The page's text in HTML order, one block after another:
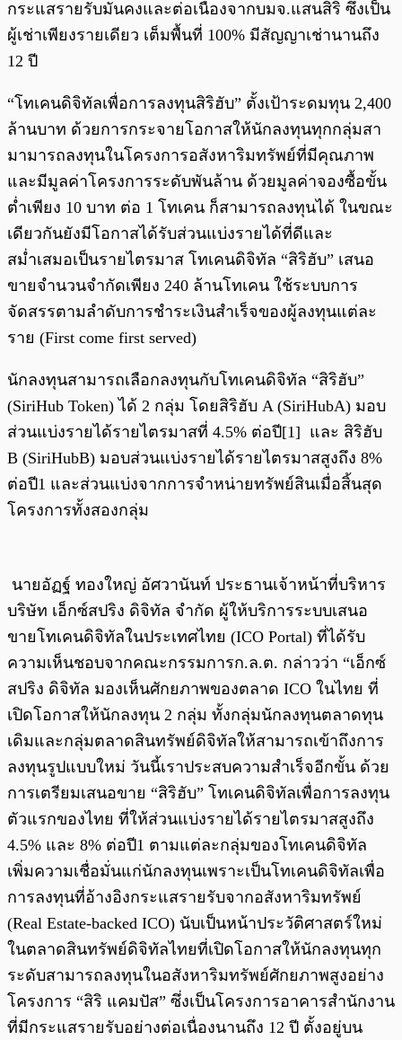
กระแสรายรับมั่นคงและต่อเนื่องจากบมจ.แสนสิริ ซึ่งเป็น
ผู้เช่าเพียงรายเดียว เต็มพื้นที่ 100% มีสัญญาเช่านานถึง
12 ปี
“โทเคนดิจิทัลเพื่อการลงทุนสิริฮับ” ตั้งเป้าระดมทุน 2,400
ล้านบาท ด้วยการกระจายโอกาสให้นักลงทุนทุกกลุ่มสา
มามารถลงทุนในโครงการอสังหาริมทรัพย์ที่มีคุณภาพ
และมีมูลค่าโครงการระดับพันล้าน ด้วยมูลค่าจองซื้อขั้น
ต่ำเพียง 10 บาท ต่อ 1 โทเคน ก็สามารถลงทุนได้ ในขณะ
เดียวกันยังมีโอกาสได้รับส่วนแบ่งรายได้ที่ดีและ
สม่ำเสมอเป็นรายไตรมาส โทเคนดิจิทัล “สิริฮับ” เสนอ
ขายจำนวนจำกัดเพียง 240 ล้านโทเคน ใช้ระบบการ
จัดสรรตามลำดับการชำระเงินสำเร็จของผู้ลงทุนแต่ละ
ราย (First come first served)
นักลงทุนสามารถเลือกลงทุนกับโทเคนดิจิทัล “สิริฮับ”
(SiriHub Token) ได้ 2 กลุ่ม โดยสิริฮับ A (SiriHubA) มอบ
ส่วนแบ่งรายได้รายไตรมาสที่ 4.5% ต่อปี[1] และ สิริฮับ
B (SiriHubB) มอบส่วนแบ่งรายได้รายไตรมาสสูงถึง 8%
ต่อปี1 และส่วนแบ่งจากการจำหน่ายทรัพย์สินเมื่อสิ้นสุด
โครงการทั้งสองกลุ่ม
นายอัฏฐ์ ทองใหญ่ อัศวานันท์ ประธานเจ้าหน้าที่บริหาร
บริษัท เอ็กซ์สปริง ดิจิทัล จำกัด ผู้ให้บริการระบบเสนอ
ขายโทเคนดิจิทัลในประเทศไทย (ICO Portal) ที่ได้รับ
ความเห็นชอบจากคณะกรรมการก.ล.ต. กล่าวว่า “เอ็กซ์
สปริง ดิจิทัล มองเห็นศักยภาพของตลาด ICO ในไทย ที่
เปิดโอกาสให้นักลงทุน 2 กลุ่ม ทั้งกลุ่มนักลงทุนตลาดทุน
เดิมและกลุ่มตลาดสินทรัพย์ดิจิทัลให้สามารถเข้าถึงการ
ลงทุนรูปแบบใหม่ วันนี้เราประสบความสำเร็จอีกขั้น ด้วย
การเตรียมเสนอขาย “สิริฮับ” โทเคนดิจิทัลเพื่อการลงทุน
ตัวแรกของไทย ที่ให้ส่วนแบ่งรายได้รายไตรมาสสูงถึง
4.5% และ 8% ต่อปี1 ตามแต่ละกลุ่มของโทเคนดิจิทัล
เพิ่มความเชื่อมั่นแก่นักลงทุนเพราะเป็นโทเคนดิจิทัลเพื่อ
การลงทุนที่อ้างอิงกระแสรายรับจากอสังหาริมทรัพย์
(Real Estate-backed ICO) นับเป็นหน้าประวัติศาสตร์ใหม่
ในตลาดสินทรัพย์ดิจิทัลไทยที่เปิดโอกาสให้นักลงทุนทุก
ระดับสามารถลงทุนในอสังหาริมทรัพย์ศักยภาพสูงอย่าง
โครงการ “สิริ แคมปัส” ซึ่งเป็นโครงการอาคารสำนักงาน
ที่มีกระแสรายรับอย่างต่อเนื่องนานถึง 12 ปี ตั้งอยู่บน